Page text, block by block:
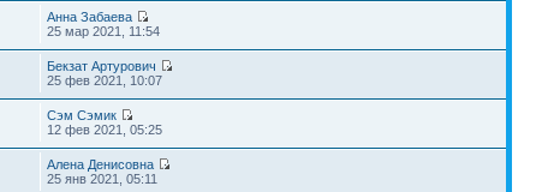
Анна Забаева
25 мар 2021, 11:54
Бекзат Артурович
25 фев 2021, 10:07
Сэм Сэмик
12 фев 2021, 05:25
Алена Денисовна
25 янв 2021, 05:11